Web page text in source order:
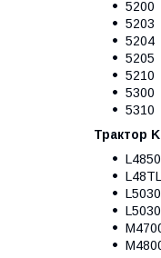
5200
5203
5204
5205
5210
5300
5310
Трактор
L48TL